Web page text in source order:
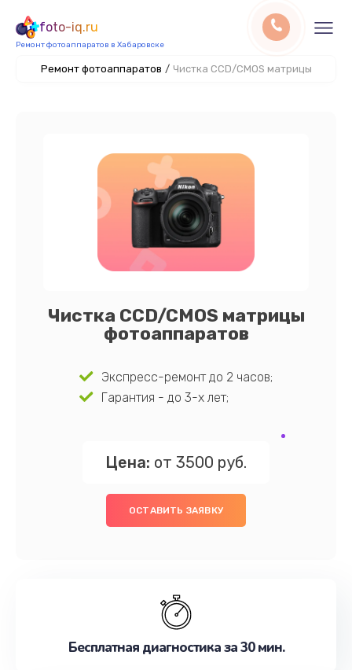
foto-iq.ru
Ремонт фотоаппаратов в Хабаровске
Ремонт фотоаппаратов / Чистка CCD/CMOS матрицы
Чистка CCD/CMOS матрицы
фотоаппаратов
Экспресс-ремонт до 2 часов;
Гарантия - до 3-х лет;
Цена: от 3500 руб.
ОСТАВИТЬ ЗАЯВКУ
Бесплатная диагностика за 30 мин.